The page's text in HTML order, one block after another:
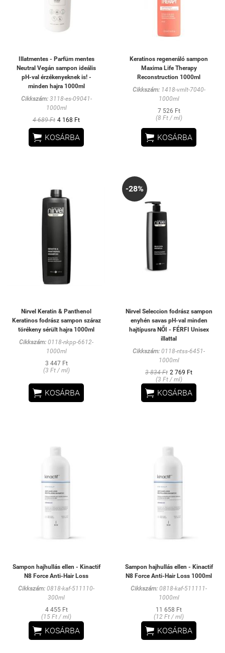
Illatmentes - Parfüm mentes
Neutral Vegán sampon ideális
pH-val érzékenyeknek is! -
minden hajra 1000ml
Cikkszám:3118-es-09041-
1000ml
4 689 Ft 4 168 Ft
 KOSÁRBA
Keratinos regeneráló sampon
Maxima Life Therapy
Reconstruction 1000ml
Cikkszám:1418-vmlt-7040-
1000ml
7 526 Ft
(8 Ft / ml)
 KOSÁRBA
Nirvel Keratin & Panthenol
Keratinos fodrász sampon száraz
törékeny sérült hajra 1000ml
Cikkszám: 0118-nkpp-6612-
1000ml
3 447 Ft
(3 Ft / ml)
 KOSÁRBA
-28%
Nirvel Seleccion fodrász sampon
enyhén savas pH-val minden
hajtípusra NŐI - FÉRFI Unisex
illattal
Cikkszám: 0118-ntss-6451-
1000ml
3 834 Ft 2 769 Ft
(3 Ft / ml)
 KOSÁRBA
Sampon hajhullás ellen - Kinactif
N8 Force Anti-Hair Loss
Cikkszám: 0818-kaf-511110-
300ml
4 455 Ft
(15 Ft / ml)
 KOSÁRBA
Sampon hajhullás ellen - Kinactif
N8 Force Anti-Hair Loss 1000ml
Cikkszám: 0818-kaf-511111-
1000ml
11 658 Ft
(12 Ft / ml)
 KOSÁRBA